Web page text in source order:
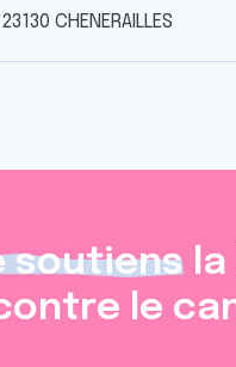
23130 CHENERAILLES
soutiens la
le